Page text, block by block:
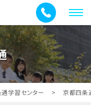
メ
ニ
ュ
ー
学習センター > 京都四条